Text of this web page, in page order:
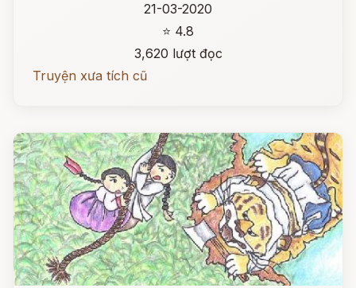
21-03-2020
⭐ 4.8
3,620 lượt đọc
Truyện xưa tích cũ